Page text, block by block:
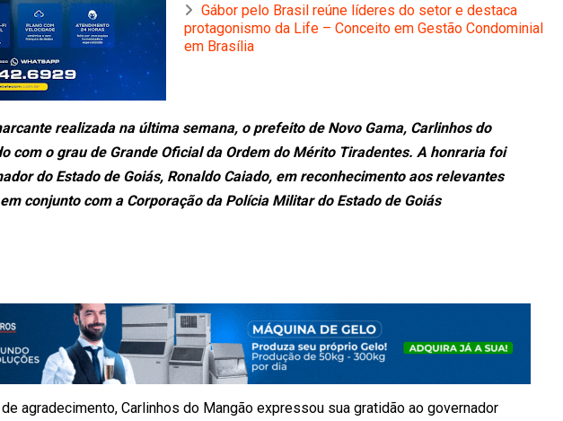
Gábor pelo Brasil reúne líderes do setor e destaca
protagonismo da Life – Conceito em Gestão Condominial
em Brasília
realizada na última semana, o prefeito de Novo Gama, Carlinhos do
com o grau de Grande Oficial da Ordem do Mérito Tiradentes. A honraria foi
do Estado de Goiás, Ronaldo Caiado, em reconhecimento aos relevantes
conjunto com a Corporação da Polícia Militar do Estado de Goiás
agradecimento, Carlinhos do Mangão expressou sua gratidão ao governador